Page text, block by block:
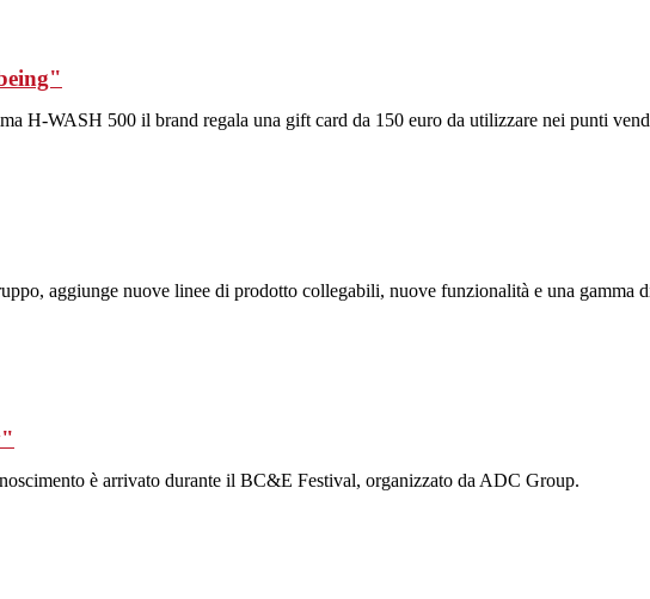
H-WASH 500 il brand regala una gift card da 150 euro da utilizzare nei punti
aggiunge nuove linee di prodotto collegabili, nuove funzionalità e una gamma
è arrivato durante il BC&E Festival, organizzato da ADC Group.